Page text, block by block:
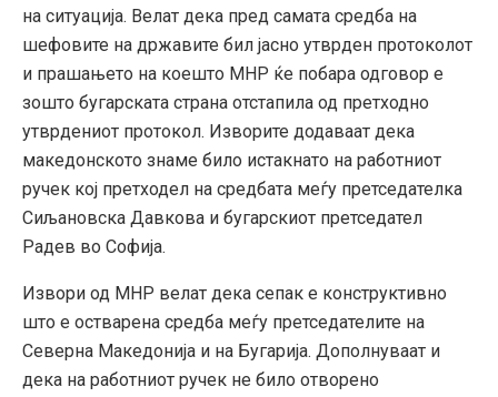
на ситуација. Велат дека пред самата средба на
шефовите на државите бил јасно утврден протоколот
и прашањето на коешто МНР ќе побара одговор е
зошто бугарската страна отстапила од претходно
утврдениот протокол. Изворите додаваат дека
македонското знаме било истакнато на работниот
ручек кој претходел на средбата меѓу претседателка
Сиљановска Давкова и бугарскиот претседател
Радев во Софија.
Извори од МНР велат дека сепак е конструктивно
што е остварена средба меѓу претседателите на
Северна Македонија и на Бугарија. Дополнуваат и
дека на работниот ручек не било отворено